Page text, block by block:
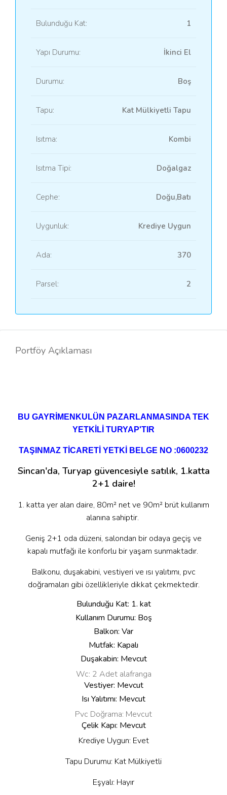
Bulunduğu Kat: 1
Yapı Durumu: İkinci El
Durumu: Boş
Tapu: Kat Mülkiyetli Tapu
Isıtma: Kombi
Isıtma Tipi: Doğalgaz
Cephe: Doğu,Batı
Uygunluk: Krediye Uygun
Ada: 370
Parsel: 2
Portföy Açıklaması
BU GAYRİMENKULÜN PAZARLANMASINDA TEK
YETKİLİ TURYAP'TIR
TAŞINMAZ TİCARETİ YETKİ BELGE NO :0600232
Sincan'da, Turyap güvencesiyle satılık, 1.katta
2+1 daire!
1. katta yer alan daire, 80m² net ve 90m² brüt kullanım
alanına sahiptir.
Geniş 2+1 oda düzeni, salondan bir odaya geçiş ve
kapalı mutfağı ile konforlu bir yaşam sunmaktadır.
Balkonu, duşakabini, vestiyeri ve ısı yalıtımı, pvc
doğramaları gibi özellikleriyle dikkat çekmektedir.
Bulunduğu Kat: 1. kat
Kullanım Durumu: Boş
Balkon: Var
Mutfak: Kapalı
Duşakabin: Mevcut
Wc: 2 Adet alafranga
Vestiyer: Mevcut
Isı Yalıtımı: Mevcut
Pvc Doğrama: Mevcut
Çelik Kapı: Mevcut
Krediye Uygun: Evet
Tapu Durumu: Kat Mülkiyetli
Eşyalı: Hayır